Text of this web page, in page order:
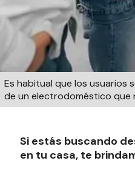
Es habitual que los usuarios
de un electrodoméstico que
Si estás buscando
en tu casa, te